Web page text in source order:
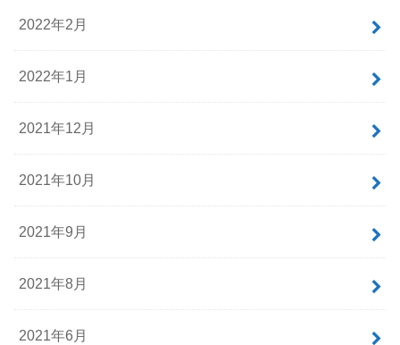
2022年2月
2022年1月
2021年12月
2021年10月
2021年9月
2021年8月
2021年6月